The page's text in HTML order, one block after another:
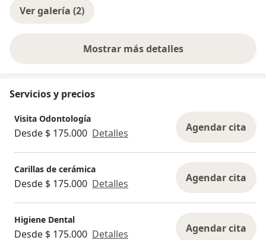
Ver galería (2)
Mostrar más detalles
sobre la experiencia
Servicios y precios
Visita Odontología
Desde $ 175.000 Detalles Agendar cita
Carillas de cerámica
Desde $ 175.000 Detalles Agendar cita
Higiene Dental
Desde $ 175.000 Detalles Agendar cita